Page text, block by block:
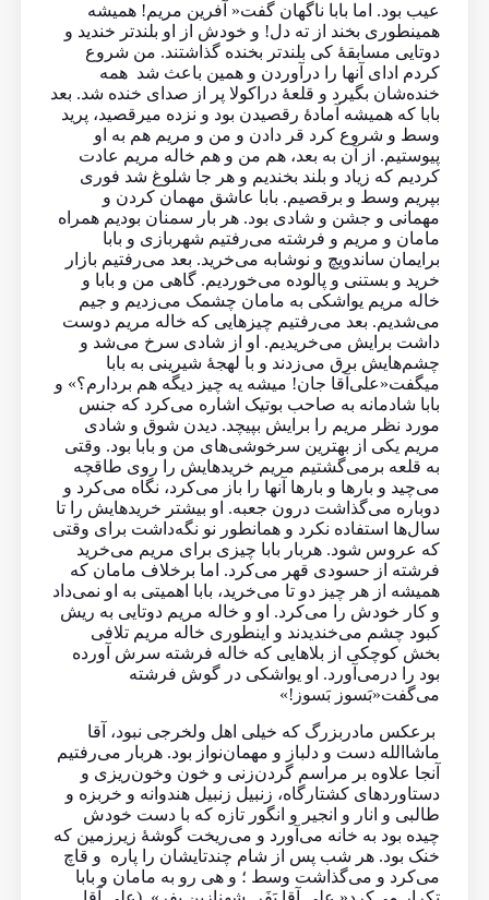
عیب بود. اما بابا ناگهان گفت« آفرین مریم! همیشه
همینطوری بخند از ته دل! و خودش از او بلند‌تر خندید و
دوتایی مسابقهٔ کی بلند‌تر بخنده گذاشتند. من شروع
کردم ادای آنها را درآوردن و همین باعث شد همه
خنده‌شان بگیرد و قلعهٔ دراکولا پر از صدای خنده شد. بعد
بابا که همیشه آمادهٔ رقصیدن بود و نزده میرقصید، پرید
وسط و شروع کرد قر دادن و من و مریم هم به او
پیوستیم. از آن به بعد، هم من و هم خاله مریم عادت
کردیم که زیاد و بلند بخندیم و هر جا شلوغ شد فوری
بپریم وسط و برقصیم. بابا عاشق مهمان کردن و
مهمانی و جشن و شادی بود. هر بار سمنان بودیم همراه
مامان و مریم و فرشته می‌رفتیم شهربازی و بابا
برایمان ساندویچ و نوشابه می‌خرید. بعد می‌رفتیم بازار
خرید و بستنی و پالوده می‌خوردیم. گاهی من و بابا و
خاله مریم یواشکی به مامان چشمک می‌زدیم و جیم
می‌شدیم. بعد می‌رفتیم چیزهایی که خاله مریم دوست
داشت برایش می‌خریدیم. او از شادی سرخ می‌شد و
چشم‌هایش برق می‌زدند و با لهجهٔ شیرینی به بابا
میگفت«علی‌آقا جان! میشه یه چیز دیگه هم بردارم؟» و
بابا شادمانه به صاحب بوتیک اشاره می‌کرد که جنس
مورد نظر مریم را برایش بپیچد. دیدن شوق و شادی
مریم یکی از بهترین سرخوشی‌های من و بابا بود. وقتی
به قلعه برمی‌گشتیم مریم خریدهایش را روی طاقچه
می‌چید و بارها و بارها آنها را باز می‌کرد، نگاه می‌کرد و
دوباره می‌گذاشت درون جعبه. او بیشتر خریدهایش را تا
سال‌ها استفاده نکرد و همانطور نو نگه‌‌داشت برای وقتی
که عروس شود. هربار بابا چیزی برای مریم می‌خرید
فرشته از حسودی قهر می‌کرد. اما برخلاف مامان که
همیشه از هر چیز دو تا می‌خرید، بابا اهمیتی به او نمی‌داد
و کار خودش را می‌کرد. او و خاله مریم دوتایی به ریش
کبود چشم می‌خندیدند و اینطوری خاله مریم تلافی
بخش کوچکی از بلاهایی که خاله فرشته سرش آورده
بود را درمی‌آورد. او یواشکی در گوش فرشته
می‌گفت«بَسوز بَسوز!»
برعکس مادربزرگ که خیلی اهل ولخرجی نبود، آقا
ماشا‌الله دست و دلباز و مهمان‌نواز بود. هربار می‌رفتیم
آنجا علاوه بر مراسم گردن‌زنی و خون و‌خون‌ریزی و
دستاورد‌های کشتارگاه، زنبیل زنبیل هندوانه و خربزه و
طالبی و انار و انجیر و انگور تازه که با دست خودش
چیده بود به خانه می‌آورد و می‌ریخت گوشهٔ زیرزمین که
خنک بود. هر شب پس از شام چندتایشان را پاره و قاچ
می‌کرد و می‌گذاشت وسط ؛ و هی رو به مامان و بابا